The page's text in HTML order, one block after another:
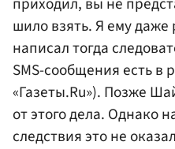
шило взять. Я ему
написал тогда
SMS-сообщения есть в
«Газеты.Ru»). Позже
от этого дела. Однако
следствия это не